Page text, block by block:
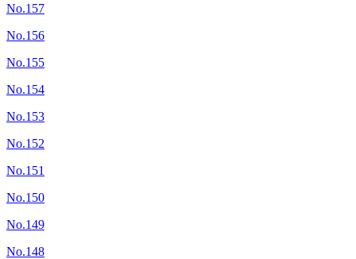
No.157
No.156
No.155
No.154
No.153
No.152
No.151
No.150
No.149
No.148